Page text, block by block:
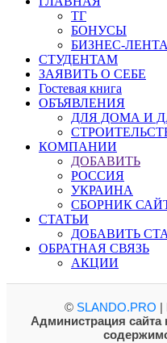
ТГ
БОНУСЫ
БИЗНЕС-ЛЕНТА
СТУДЕНТАМ
ЗАЯВИТЬ О СЕБЕ
Гостевая книга
ОБЪЯВЛЕНИЯ
ДЛЯ ДОМА И
КОМПАНИИ
ДОБАВИТЬ
РОССИЯ
УКРАИНА
СБОРНИК
СТАТЬИ
ДОБАВИТЬ
ОБРАТНАЯ СВЯЗЬ
АКЦИИ
© SLANDO.PRO |
Администрация сайта